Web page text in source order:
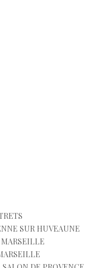
SUR HUVEAUNE